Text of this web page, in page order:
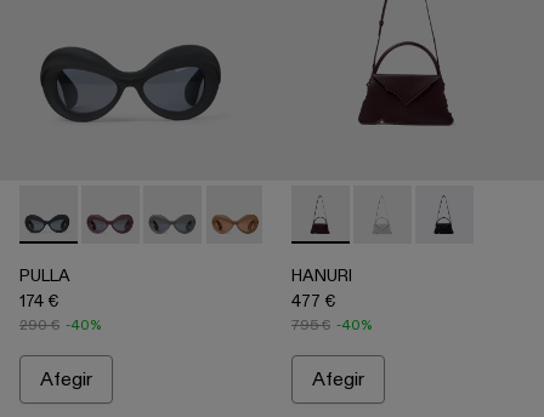
PULLA - AS00006-001 - NEGRE
PULLA - AS00006-007
PULLA - AS00006-006
PULLA - AS00006-005 - BEIX
PULLA - AS00006-003 -
PULLA - AS00006-002
PULLA
174 €
290 € -40%
Afegir
HANURI - AB00004-004 -
HANURI -HANURI -
HANURI
477 €
795 € -40%
Afegir